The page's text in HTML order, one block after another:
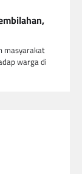
masyarakat
warga di